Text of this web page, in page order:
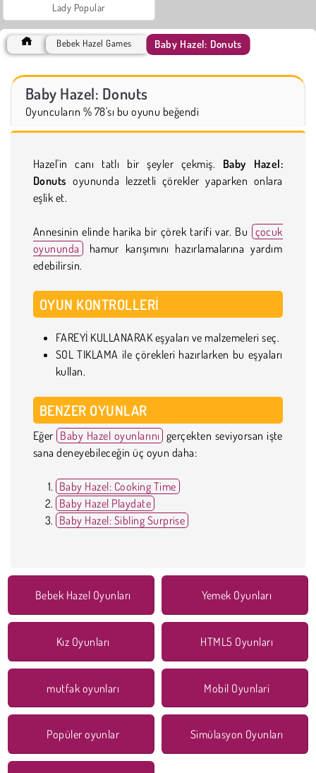
Lady Popular
Bebek Hazel Games Baby Hazel: Donuts
Baby Hazel: Donuts
Oyuncuların % 78'sı bu oyunu beğendi
Hazel'in canı tatlı bir şeyler çekmiş. Baby Hazel:
Donuts oyununda lezzetli çörekler yaparken onlara
eşlik et.
Annesinin elinde harika bir çörek tarifi var. Bu çocuk
oyununda hamur karışımını hazırlamalarına yardım
edebilirsin.
OYUN KONTROLLERI
FAREYİ KULLANARAK eşyaları ve malzemeleri seç.
SOL TIKLAMA ile çörekleri hazırlarken bu eşyaları
kullan.
BENZER OYUNLAR
Eğer Baby Hazel oyunlarını gerçekten seviyorsan işte
sana deneyebileceğin üç oyun daha:
Baby Hazel: Cooking Time
Baby Hazel Playdate
Baby Hazel: Sibling Surprise
Bebek Hazel Oyunları Yemek Oyunları
Kız Oyunları HTML5 Oyunları
mutfak oyunları Mobil Oyunlari
Popüler oyunlar Simülasyon Oyunları